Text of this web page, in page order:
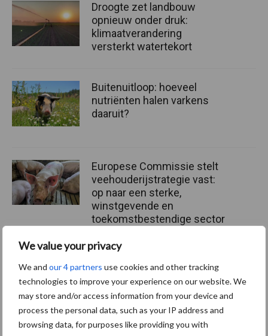
We value your privacy
We and our 4 partners use cookies and other tracking
technologies to improve your experience on our website. We
may store and/or access information from your device and
process the personal data, such as your IP address and
browsing data, for purposes like providing you with
Droogte zet landbouw
opnieuw onder druk:
klimaatverandering
versterkt watertekort
Buitenuitloop: hoeveel
nutriënten halen varkens
daaruit?
Europese Commissie stelt
veehouderijstrategie vast:
op naar een sterke,
winstgevende en
toekomstbestendige sector
Themapagina
Diergezondheid Fokkerij Huisvesting